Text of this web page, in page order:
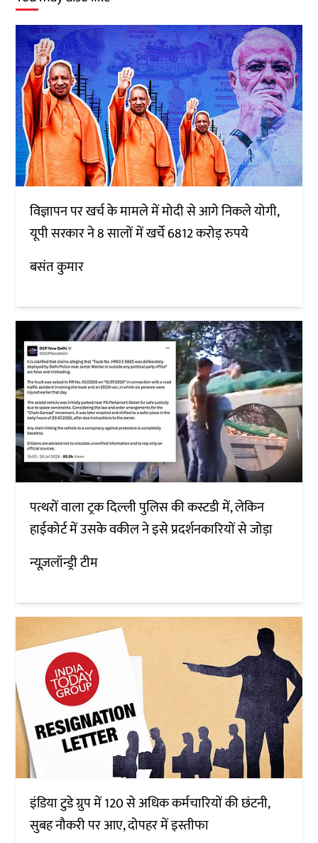
विज्ञापन पर खर्च के मामले में मोदी से आगे निकले योगी,
यूपी सरकार ने 8 सालों में खर्चे 6812 करोड़ रुपये
बसंत कुमार
पत्थरों वाला ट्रक दिल्ली पुलिस की कस्टडी में, लेकिन
हाईकोर्ट में उसके वकील ने इसे प्रदर्शनकारियों से जोड़ा
न्यूज़लॉन्ड्री टीम
इंडिया टुडे ग्रुप में 120 से अधिक कर्मचारियों की छंटनी,
सुबह नौकरी पर आए, दोपहर में इस्तीफा